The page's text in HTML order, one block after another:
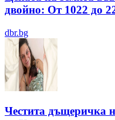
двойно: От 1022 до
dbr.bg
Честита дъщеричка